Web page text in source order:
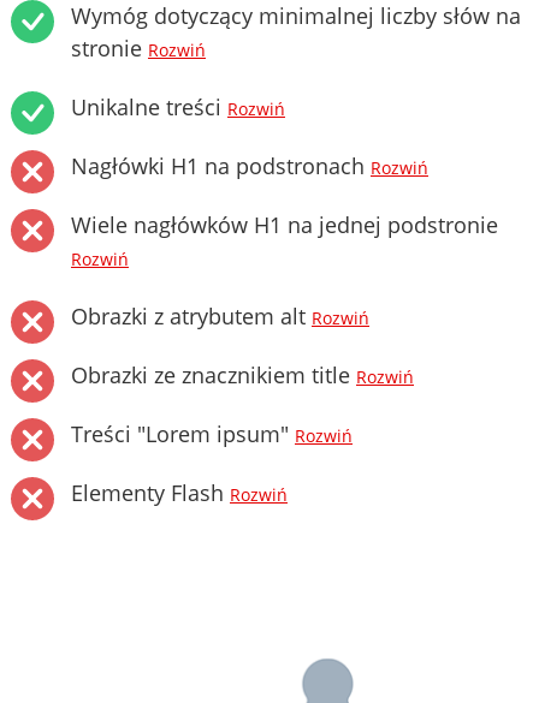
Wymóg dotyczący minimalnej liczby słów na
stronie Rozwiń
Unikalne treści Rozwiń
Nagłówki H1 na podstronach Rozwiń
Wiele nagłówków H1 na jednej podstronie
Rozwiń
Obrazki z atrybutem alt Rozwiń
Obrazki ze znacznikiem title Rozwiń
Treści "Lorem ipsum" Rozwiń
Elementy Flash Rozwiń